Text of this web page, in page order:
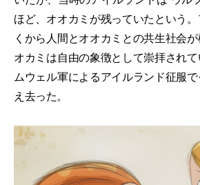
ほど、オオカミが残っていたという
くから人間とオオカミとの共生社会
オカミは自由の象徴として崇拝され
ムウェル軍によるアイルランド征服
え去った。